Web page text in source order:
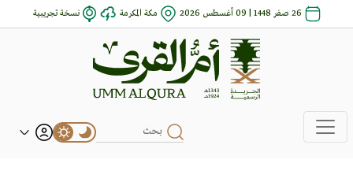
26 صفر 1448 | 09 أغسطس 2026 مكة المكرمة نسخة تجريبية